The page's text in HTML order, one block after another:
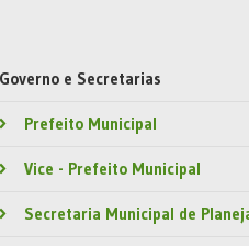
Governo e Secretarias
Prefeito Municipal
Vice - Prefeito Municipal
Secretaria Municipal de